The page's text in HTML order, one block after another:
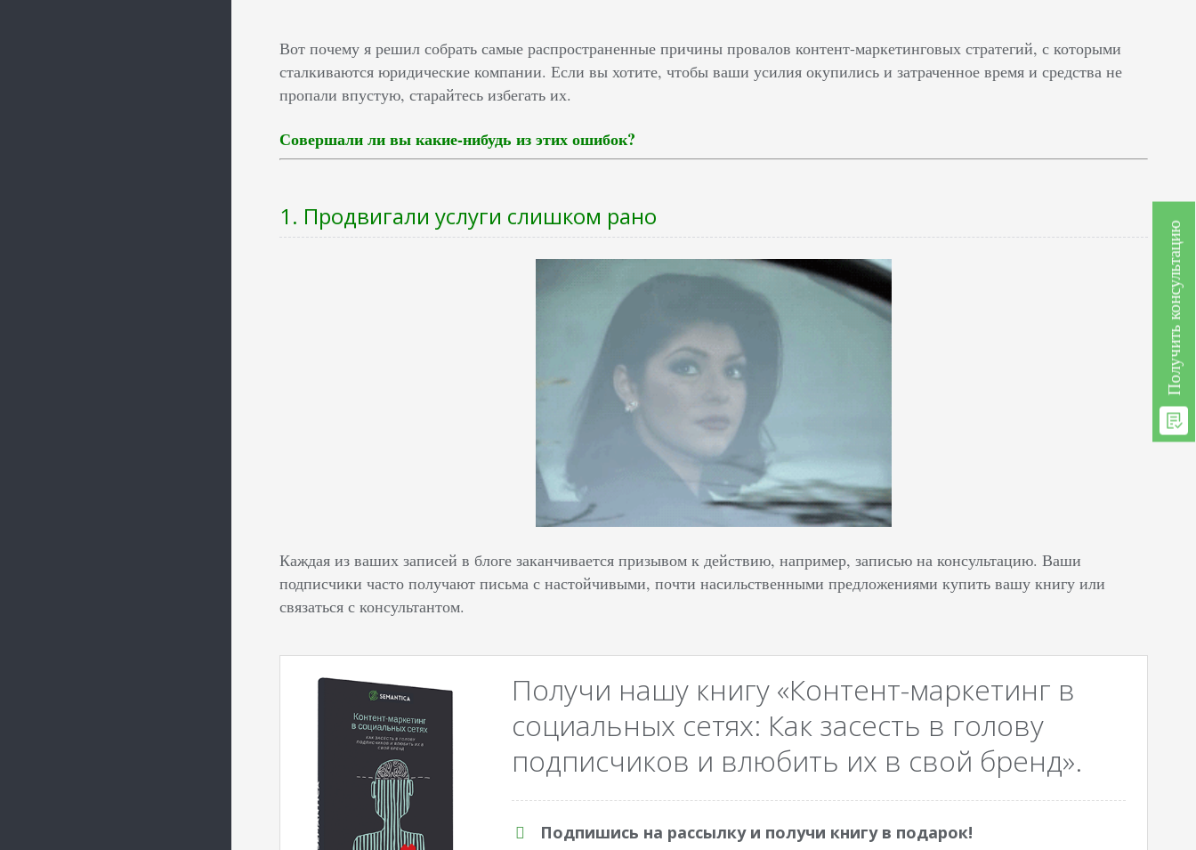
Вот почему я решил собрать самые распространенные причины провалов контент-маркетинговых стратегий, с которыми
сталкиваются юридические компании. Если вы хотите, чтобы ваши усилия окупились и затраченное время и средства не
пропали впустую, старайтесь избегать их.
Совершали ли вы какие-нибудь из этих ошибок?
1. Продвигали услуги слишком рано
Каждая из ваших записей в блоге заканчивается призывом к действию, например, записью на консультацию. Ваши
подписчики часто получают письма с настойчивыми, почти насильственными предложениями купить вашу книгу или
связаться с консультантом.
Получи нашу книгу «Контент-маркетинг в
социальных сетях: Как засесть в голову
подписчиков и влюбить их в свой бренд».
Подпишись на рассылку и получи книгу в подарок!
Получить консультацию